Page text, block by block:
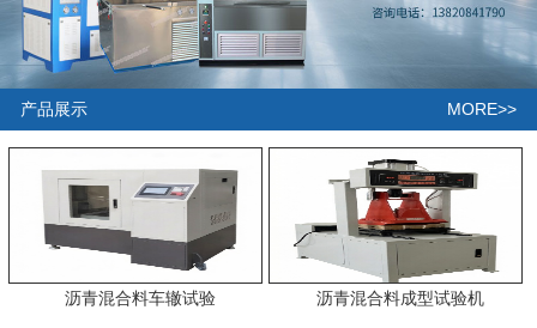
产品展示 MORE>>
沥青混合料车辙试验 沥青混合料成型试验机